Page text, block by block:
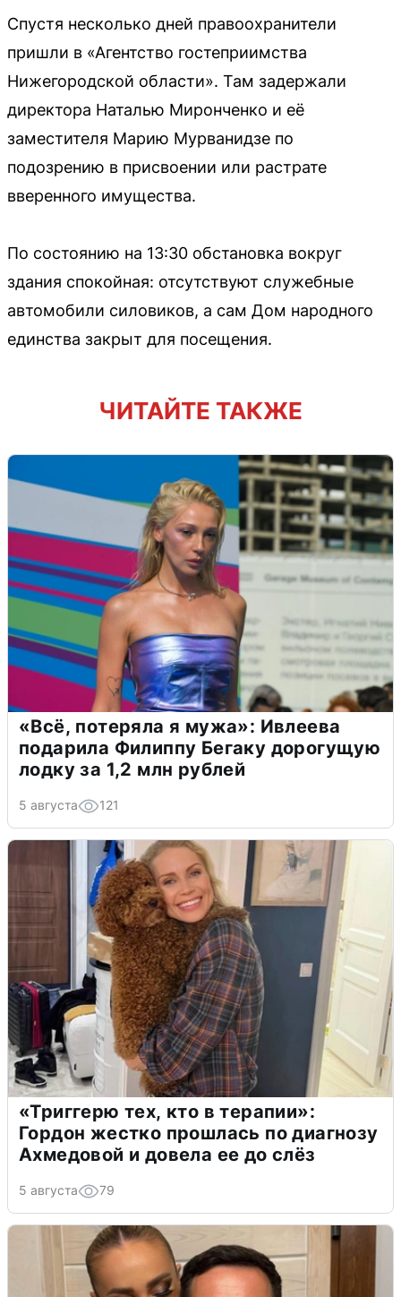
Спустя несколько дней правоохранители
пришли в «Агентство гостеприимства
Нижегородской области». Там задержали
директора Наталью Миронченко и её
заместителя Марию Мурванидзе по
подозрению в присвоении или растрате
вверенного имущества.
По состоянию на 13:30 обстановка вокруг
здания спокойная: отсутствуют служебные
автомобили силовиков, а сам Дом народного
единства закрыт для посещения.
ЧИТАЙТЕ ТАКЖЕ
«Всё, потеряла я мужа»: Ивлеева
подарила Филиппу Бегаку дорогущую
лодку за 1,2 млн рублей
5 августа 121
«Триггерю тех, кто в терапии»:
Гордон жестко прошлась по диагнозу
Ахмедовой и довела ее до слёз
5 августа 79